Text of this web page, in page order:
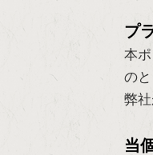
プ
本
のと
弊
当